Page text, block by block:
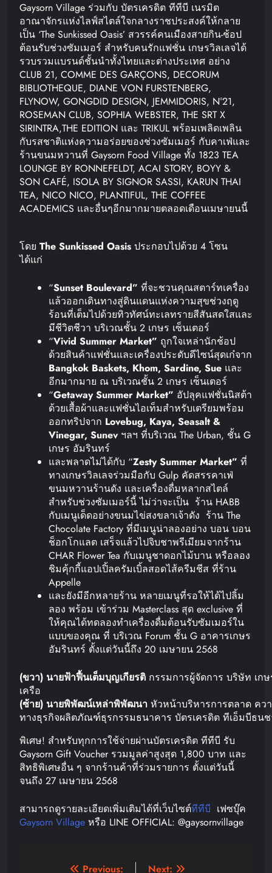
Gaysorn Village ร่วมกับ บัตรเครดิต ทีทีบี เนรมิต
อาณาจักรแห่งไลฟ์สไตล์ใจกลางราชประสงค์ให้กลาย
เป็น ‘The Sunkissed Oasis’ สวรรค์คนเมืองสายกิน-ช้อป
ต้อนรับช่วงซัมเมอร์ สำหรับคนรักแฟชั่น เกษรวิลเลจได้
รวบรวมแบรนด์ชั้นนำทั้งไทยและต่างประเทศ อย่าง
CLUB 21, COMME DES GARÇONS, DECORUM
BIBLIOTHEQUE, DIANE VON FURSTENBERG,
FLYNOW, GONGDID DESIGN, JEMMIDORIS, N°21,
ROSEMAN CLUB, SOPHIA WEBSTER, THE SRT X
SIRINTRA,THE EDITION และ TRIKUL พร้อมเพลิดเพลิน
กับรสชาติแห่งความอร่อยของช่วงซัมเมอร์ กับคาเฟ่และ
ร้านขนมหวานที่ Gaysorn Food Village ทั้ง 1823 TEA
LOUNGE BY RONNEFELDT, ACAI STORY, BOYY &
SON CAFÉ, ISOLA BY SIGNOR SASSI, KARUN THAI
TEA, NICO NICO, PLANTIFUL, THE COFFEE
ACADEMICS และอื่นๆอีกมากมายตลอดเดือนเมษายนนี้
โดย The Sunkissed Oasis ประกอบไปด้วย 4 โซน
ได้แก่
“Sunset Boulevard” ที่จะชวนคุณสตาร์ทเครื่อง
แล้วออกเดินทางสู่ดินแดนแห่งความสุขช่วงฤดู
ร้อนที่เต็มไปด้วยทิวทัศน์ทะเลทรายสีสันสดใสและ
มีชีวิตชีวา บริเวณชั้น 2 เกษร เซ็นเตอร์
“Vivid Summer Market” ถูกใจเหล่านักช้อป
ด้วยสินค้าแฟชั่นและเครื่องประดับดีไซน์สุดเก๋จาก
Bangkok Baskets, Khom, Sardine, Sue และ
อีกมากมาย ณ บริเวณชั้น 2 เกษร เซ็นเตอร์
“Getaway Summer Market” อัปลุคแฟชั่นนิสต้า
ด้วยเสื้อผ้าและแฟชั่นไอเท็มสำหรับเตรียมพร้อม
ออกทริปจาก Lovebug, Kaya, Seasalt &
Vinegar, Sunevฯลฯ ที่บริเวณ The Urban, ชั้น G
เกษร อัมรินทร์
และพลาดไม่ได้กับ “Zesty Summer Market” ที่
ทางเกษรวิลเลจร่วมมือกับ Gulp คัดสรรคาเฟ่
ขนมหวานร้านดัง และเครื่องดื่มหลากสไตล์
สำหรับช่วงซัมเมอร์นี้ ไม่ว่าจะเป็น ร้าน HABB
กับเมนูเด็ดอย่างขนมไข่สงขลาเจ้าดัง ร้าน The
Chocolate Factory ที่มีเมนูน่าลองอย่าง บอน บอน
ช็อกโกแลต เสร็จแล้วไปจิบชาพรีเมียมจากร้าน
CHAR Flower Tea กับเมนูชาดอกไม้บาน หรือลอง
ชิมคุ้กกี้แอปเปิ้ลครัมเบิ้ลสอดไส้ครีมชีส ที่ร้าน
Appelle
และยังมีอีกหลายร้าน หลายเมนูที่รอให้ได้ไปลิ้ม
ลอง พร้อม เข้าร่วม Masterclass สุด exclusive ที่
ให้คุณได้ทดลองทำเครื่องดื่มต้อนรับซัมเมอร์ใน
แบบของคุณ ที่ บริเวณ Forum ชั้น G อาคารเกษร
อัมรินทร์ ตั้งแต่วันนี้ถึง 20 เมษายน 2568
(ขวา) นายฟ้าฟื้นเต็มบุญเกียรติ กรรมการผู้จัดการ บริษัท เก
เครือ
(ซ้าย) นายพิพัฒน์เหล่าพิพัฒนา หัวหน้าบริหารการตลาด ค
ทางธุรกิจผลิตภัณฑ์ธุรกรรมธนาคาร บัตรเครดิต ทีเอ็มบีธน
พิเศษ! สำหรับทุกการใช้จ่ายผ่านบัตรเครดิต ทีทีบี รับ
Gaysorn Gift Voucher รวมมูลค่าสูงสุด 1,800 บาท และ
สิทธิพิเศษอื่น ๆ จากร้านค้าที่ร่วมรายการ ตั้งแต่วันนี้
จนถึง 27 เมษายน 2568
สามารถดูรายละเอียดเพิ่มเติมได้ที่เว็บไซต์ทีทีบี เฟซบุ๊ค
Gaysorn Village หรือ LINE OFFICIAL: @gaysornvillage
Previous: Next: